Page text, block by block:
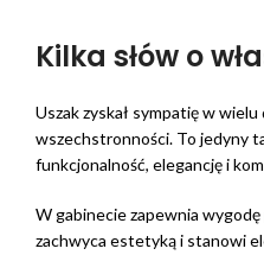
Kilka słów o
Uszak zyskał sympatię w
wszechstronności. To jedyny
funkcjonalność, elegancję i
W gabinecie zapewnia
zachwyca estetyką i stanowi